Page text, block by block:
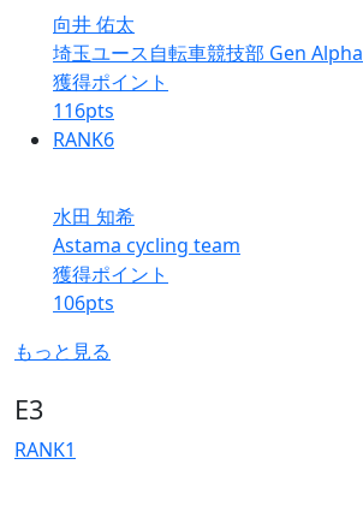
向井 佑太
埼玉ユース自転車競技部 Gen Alpha
獲得ポイント
116pts
RANK6
水田 知希
Astama cycling team
獲得ポイント
106pts
もっと見る
E3
RANK1